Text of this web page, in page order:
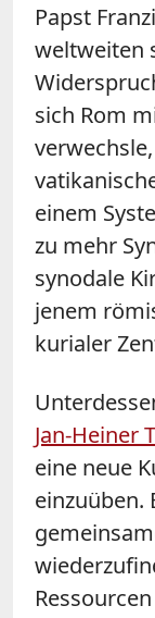
Papst
weltweiten
sich Rom
einem
zu mehr
synodale
jenem
kurialer
Jan-Heiner
eine neue
einzuüben.